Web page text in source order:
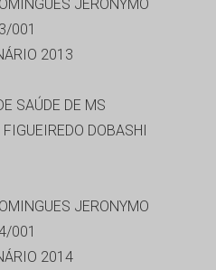
JERONYMO
001
2013
SAÚDE DE MS
DOBASHI
JERONYMO
001
2014